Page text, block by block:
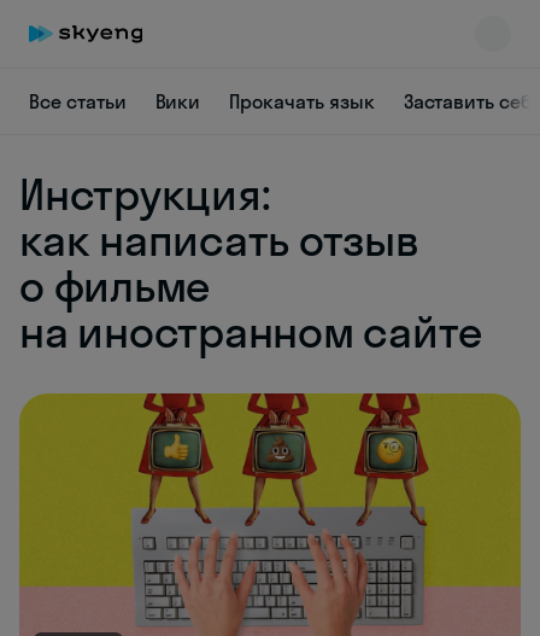
Все статьи Вики Прокачать язык Заставить
Инструкция:
как написать отзыв
о фильме
на иностранном сайте
Skyeng Chat
online